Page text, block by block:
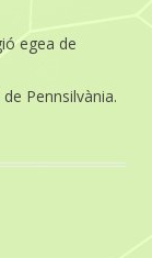
egea de
Pennsilvània.